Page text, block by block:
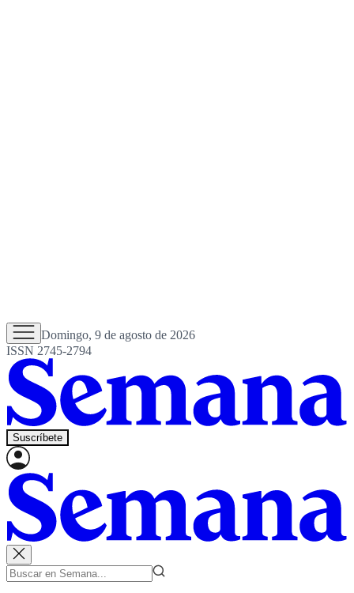
Domingo, 9 de agosto de 2026
ISSN 2745-2794
Suscríbete